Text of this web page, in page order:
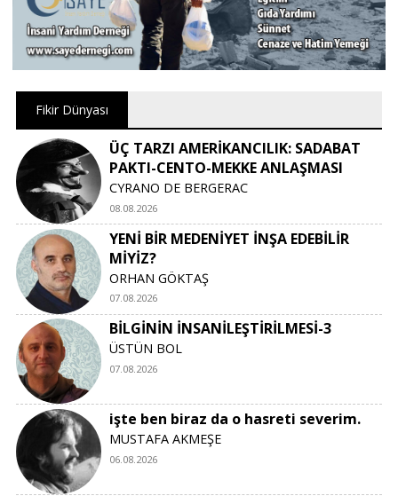
Fikir Dünyası
ÜÇ TARZI AMERİKANCILIK: SADABAT
PAKTI-CENTO-MEKKE ANLAŞMASI
CYRANO DE BERGERAC
08.08.2026
YENİ BİR MEDENİYET İNŞA EDEBİLİR
MİYİZ?
ORHAN GÖKTAŞ
07.08.2026
BİLGİNİN İNSANİLEŞTİRİLMESİ-3
ÜSTÜN BOL
07.08.2026
işte ben biraz da o hasreti severim.
MUSTAFA AKMEŞE
06.08.2026